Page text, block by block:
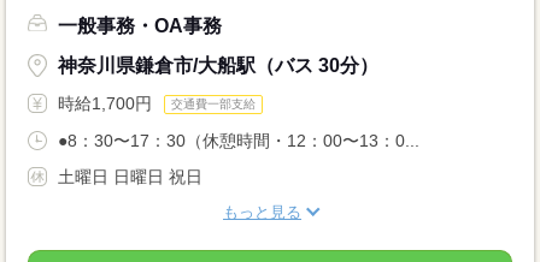
一般事務・OA事務
神奈川県鎌倉市/大船駅（バス 30分）
時給1,700円 交通費一部支給
●8：30〜17：30（休憩時間・12：00〜13：0...
土曜日 日曜日 祝日
もっと見る